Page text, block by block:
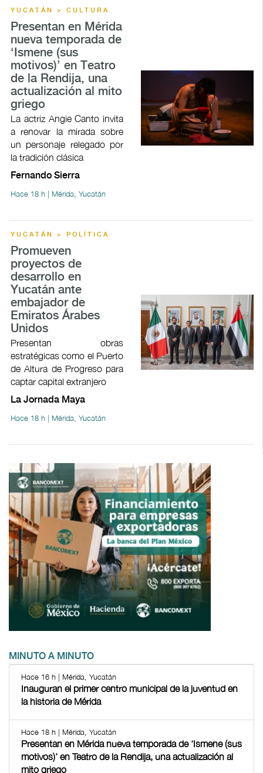
YUCATÁN > CULTURA
Presentan en Mérida
nueva temporada de
‘Ismene (sus
motivos)’ en Teatro
de la Rendija, una
actualización al mito
griego
La actriz Angie Canto invita
a renovar la mirada sobre
un personaje relegado por
la tradición clásica
Fernando Sierra
Hace 18 h | Mérida, Yucatán
YUCATÁN > POLÍTICA
Promueven
proyectos de
desarrollo en
Yucatán ante
embajador de
Emiratos Árabes
Unidos
Presentan obras
estratégicas como el Puerto
de Altura de Progreso para
captar capital extranjero
La Jornada Maya
Hace 18 h | Mérida, Yucatán
MINUTO A MINUTO
Hace 16 h | Mérida, Yucatán
Inauguran el primer centro municipal de la juventud en
la historia de Mérida
Hace 18 h | Mérida, Yucatán
Presentan en Mérida nueva temporada de ‘Ismene (sus
motivos)’ en Teatro de la Rendija, una actualización al
mito griego